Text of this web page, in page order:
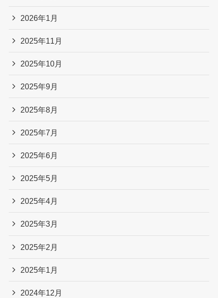
2026年1月
2025年11月
2025年10月
2025年9月
2025年8月
2025年7月
2025年6月
2025年5月
2025年4月
2025年3月
2025年2月
2025年1月
2024年12月